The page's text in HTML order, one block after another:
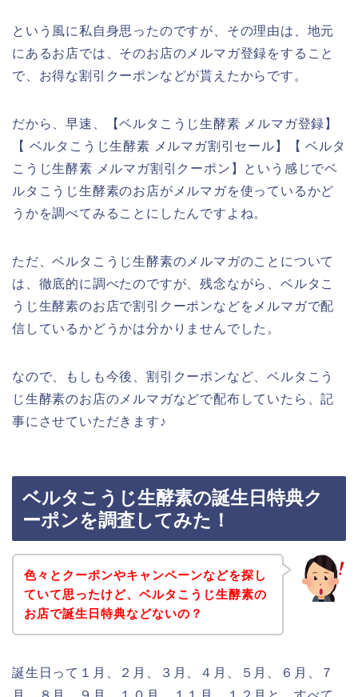
という風に私自身思ったのですが、その理由は、地元
にあるお店では、そのお店のメルマガ登録をすること
で、お得な割引クーポンなどが貰えたからです。
だから、早速、【ベルタこうじ生酵素 メルマガ登録】
【 ベルタこうじ生酵素 メルマガ割引セール】【 ベルタ
こうじ生酵素 メルマガ割引クーポン】という感じでベ
ルタこうじ生酵素のお店がメルマガを使っているかど
うかを調べてみることにしたんですよね。
ただ、ベルタこうじ生酵素のメルマガのことについて
は、徹底的に調べたのですが、残念ながら、ベルタこ
うじ生酵素のお店で割引クーポンなどをメルマガで配
信しているかどうかは分かりませんでした。
なので、もしも今後、割引クーポンなど、ベルタこう
じ生酵素のお店のメルマガなどで配布していたら、記
事にさせていただきます♪
ベルタこうじ生酵素の誕生日特典ク
ーポンを調査してみた！
色々とクーポンやキャンペーンなどを探し
ていて思ったけど、ベルタこうじ生酵素の
お店で誕生日特典などないの？
誕生日って１月、２月、３月、４月、５月、６月、７